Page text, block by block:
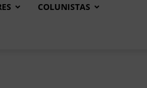
COLUNISTAS